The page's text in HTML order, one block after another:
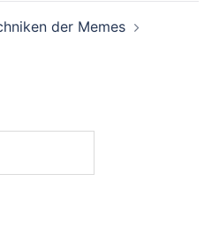
der Memes